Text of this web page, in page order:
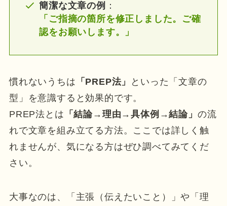
簡潔な文章の例 ：
「ご指摘の箇所を修正しました。ご確
認をお願いします。」
慣れないうちは 「PREP法」
といった「文章の
型」を意識すると効果的です。
PREP法とは 「結論→理由→具体例→結論」 の流
れで文章を組み立てる方法。ここでは詳しく触
れませんが、気になる方はぜひ調べてみてくだ
さい。
大事なのは、「主張（伝えたいこと）」や「理